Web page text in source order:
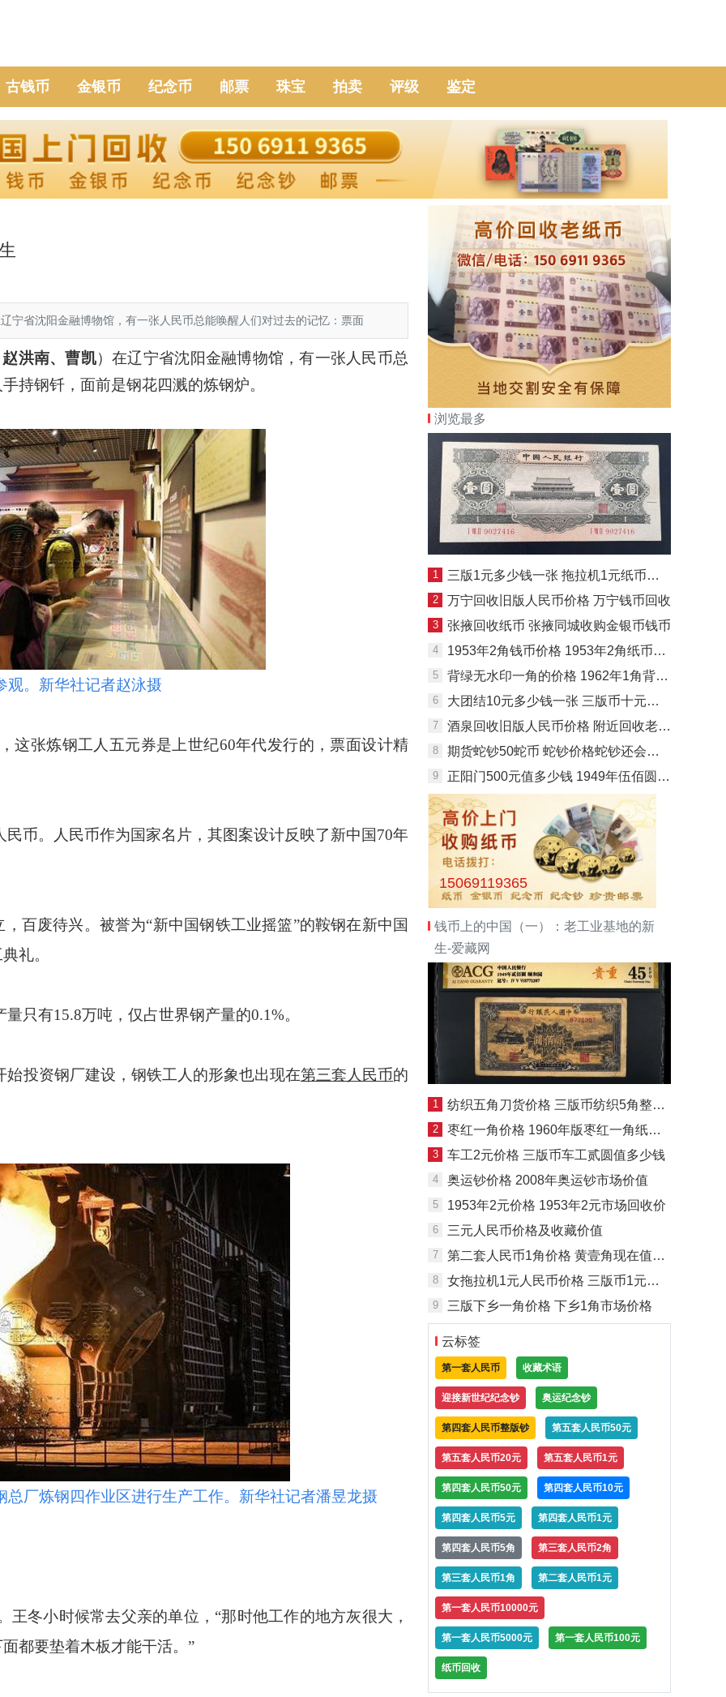
古钱币 金银币 纪念币 邮票 珠宝 拍卖 评级 鉴定
省沈阳金融博物馆，有一张人民币总能唤醒人们对过去的记忆：票面
洪南、曹凯）在辽宁省沈阳金融博物馆，有一张人民币总
持钢钎，面前是钢花四溅的炼钢炉。
。新华社记者赵泳摄
张炼钢工人五元券是上世纪60年代发行的，票面设计精
。人民币作为国家名片，其图案设计反映了新中国70年
废待兴。被誉为“新中国钢铁工业摇篮”的鞍钢在新中国
礼。
有15.8万吨，仅占世界钢产量的0.1%。
投资钢厂建设，钢铁工人的形象也出现在第三套人民币的
厂炼钢四作业区进行生产工作。新华社记者潘昱龙摄
小时候常去父亲的单位，“那时他工作的地方灰很大，
都要垫着木板才能干活。”
浏览最多
1 三版1元多少钱一张 拖拉机1元纸币回收价格
2 万宁回收旧版人民币价格 万宁钱币回收
3 张掖回收纸币 张掖同城收购金银币钱币
4 1953年2角钱币价格 1953年2角纸币市场价格
5 背绿无水印一角的价格 1962年1角背绿值多少钱
6 大团结10元多少钱一张 三版币十元最新价格
7 酒泉回收旧版人民币价格 附近回收老纸币
8 期货蛇钞50蛇币 蛇钞价格蛇钞还会大涨吗？
9 正阳门500元值多少钱 1949年伍佰圆正阳门最新价格
15069119365
钱币上的中国（一）：老工业基地的新
生-爱藏网
1 纺织五角刀货价格 三版币纺织5角整刀值多少钱
2 枣红一角价格‌ 1960年版枣红一角纸币价格
3 车工2元价格 三版币车工贰圆值多少钱
4 奥运钞价格 2008年奥运钞市场价值
5 1953年2元价格 1953年2元市场回收价
6 三元人民币价格及收藏价值
7 第二套人民币1角价格 黄壹角现在值多少钱
8 女拖拉机1元人民币价格 三版币1元最新市场行情与价值分析
9 三版下乡一角价格 下乡1角市场价格
云标签
第一套人民币 收藏术语
迎接新世纪纪念钞 奥运纪念钞
第四套人民币整版钞 第五套人民币50元
第五套人民币20元 第五套人民币1元
第四套人民币50元 第四套人民币10元
第四套人民币5元 第四套人民币1元
第四套人民币5角 第三套人民币2角
第三套人民币1角 第二套人民币1元
第一套人民币10000元
第一套人民币5000元 第一套人民币100元
纸币回收